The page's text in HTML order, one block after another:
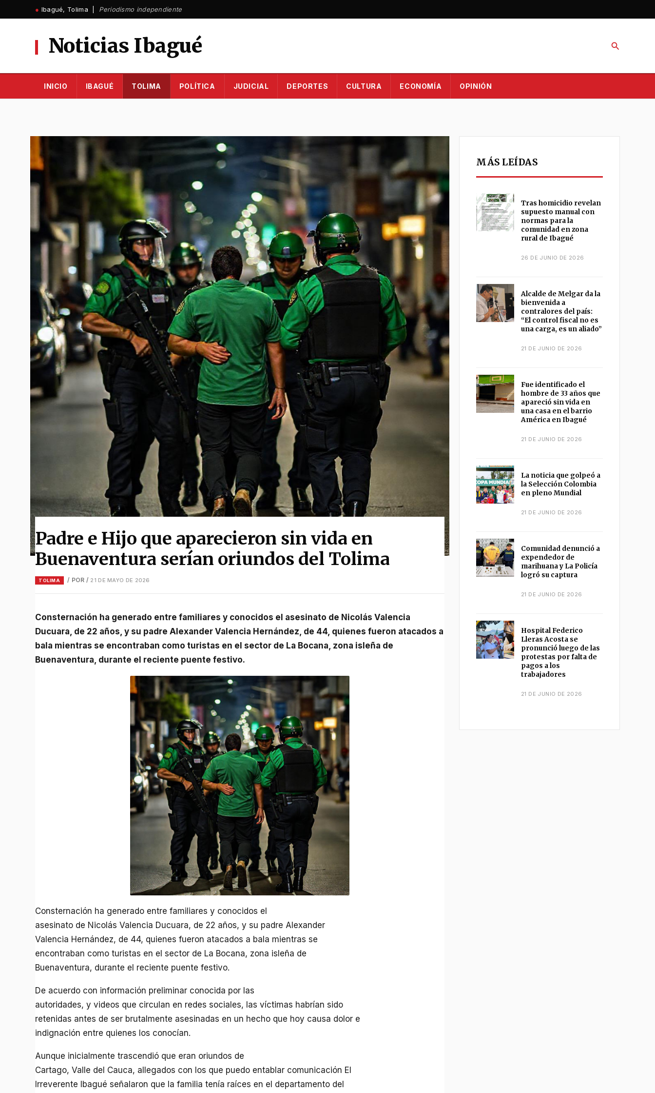
al
● Ibagué, Tolima | Periodismo independiente
Noticias Ibagué Buscar
INICIO IBAGUÉ TOLIMA POLÍTICA JUDICIAL DEPORTES CULTURA ECONOMÍA OPINIÓN
Padre e Hijo que aparecieron sin vida en
Buenaventura serían oriundos del Tolima
TOLIMA / POR / 21 DE MAYO DE 2026
Consternación ha generado entre familiares y conocidos el asesinato de Nicolás Valencia
Ducuara, de 22 años, y su padre Alexander Valencia Hernández, de 44, quienes fueron atacados a
bala mientras se encontraban como turistas en el sector de La Bocana, zona isleña de
Buenaventura, durante el reciente puente festivo.
Consternación ha generado entre familiares y conocidos el
asesinato de Nicolás Valencia Ducuara, de 22 años, y su padre Alexander
Valencia Hernández, de 44, quienes fueron atacados a bala mientras se
encontraban como turistas en el sector de La Bocana, zona isleña de
Buenaventura, durante el reciente puente festivo.
De acuerdo con información preliminar conocida por las
autoridades, y videos que circulan en redes sociales, las víctimas habrían sido
retenidas antes de ser brutalmente asesinadas en un hecho que hoy causa dolor e
indignación entre quienes los conocían.
Aunque inicialmente trascendió que eran oriundos de
Cartago, Valle del Cauca, allegados con los que puedo entablar comunicación El
Irreverente Ibagué señalaron que la familia tenía raíces en el departamento del
MÁS LEÍDAS
Tras homicidio revelan
supuesto manual con
normas para la
comunidad en zona
rural de Ibagué
26 DE JUNIO DE 2026
Alcalde de Melgar da la
bienvenida a
contralores del país:
“El control fiscal no es
una carga, es un aliado”
21 DE JUNIO DE 2026
Fue identificado el
hombre de 33 años que
apareció sin vida en
una casa en el barrio
América en Ibagué
21 DE JUNIO DE 2026
La noticia que golpeó a
la Selección Colombia
en pleno Mundial
21 DE JUNIO DE 2026
Comunidad denunció a
expendedor de
marihuana y La Policía
logró su captura
21 DE JUNIO DE 2026
Hospital Federico
Lleras Acosta se
pronunció luego de las
protestas por falta de
pagos a los
trabajadores
21 DE JUNIO DE 2026